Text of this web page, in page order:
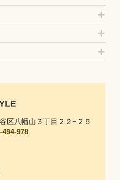
区八幡山３丁目２２−２５
494-978